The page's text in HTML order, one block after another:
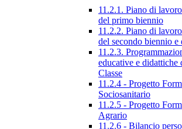
11.2.1. Piano di
del primo biennio
11.2.2. Piano di
del secondo biennio e
11.2.3.
educative e
Classe
11.2.4 - Progetto
Sociosanitario
11.2.5 - Progetto
Agrario
11.2.6 - Bilancio